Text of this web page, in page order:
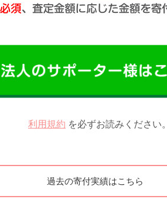
利用規約 を必ずお読みください。
過去の寄付実績はこちら